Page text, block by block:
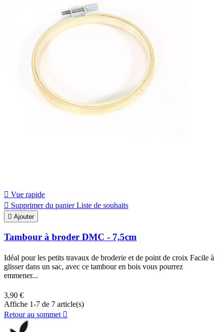
 Vue rapide
 Supprimer du panier Liste de souhaits
 Ajouter
Tambour à broder DMC - 7,5cm
Idéal pour les petits travaux de broderie et de point de croix Facile à
glisser dans un sac, avec ce tambour en bois vous pourrez
emmener...
3,90 €
Affiche 1-7 de 7 article(s)
Retour au sommet 